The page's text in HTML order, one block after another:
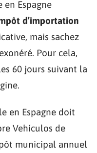
Espagne
d’importation
mais sachez
Pour cela,
60 jours suivant la
en Espagne doit
Vehículos de
municipal annuel